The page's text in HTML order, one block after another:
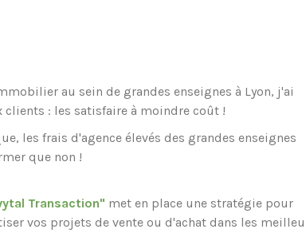
au sein de grandes enseignes à Lyon, j'ai
: les satisfaire à moindre coût !
les frais d'agence élevés des grandes enseignes
que non !
Transaction" met en place une stratégie pour
vos projets de vente ou d'achat dans les